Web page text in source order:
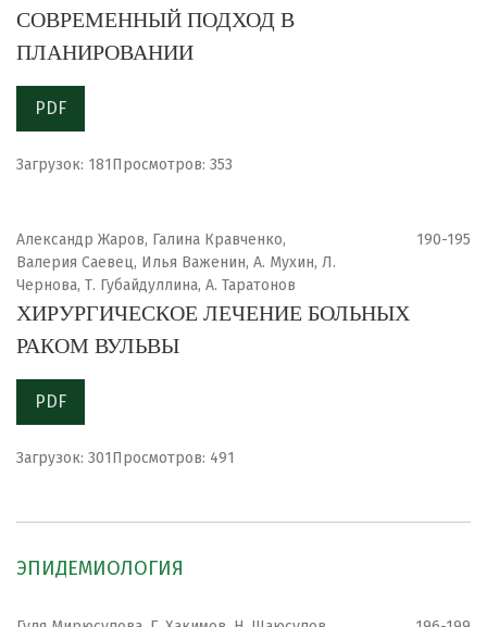
СОВРЕМЕННЫЙ ПОДХОД В
ПЛАНИРОВАНИИ
PDF
Загрузок: 181Просмотров: 353
Александр Жаров, Галина Кравченко,
Валерия Саевец, Илья Важенин, А. Мухин, Л.
Чернова, Т. Губайдуллина, А. Таратонов
190-195
ХИРУРГИЧЕСКОЕ ЛЕЧЕНИЕ БОЛЬНЫХ
РАКОМ ВУЛЬВЫ
PDF
Загрузок: 301Просмотров: 491
ЭПИДЕМИОЛОГИЯ